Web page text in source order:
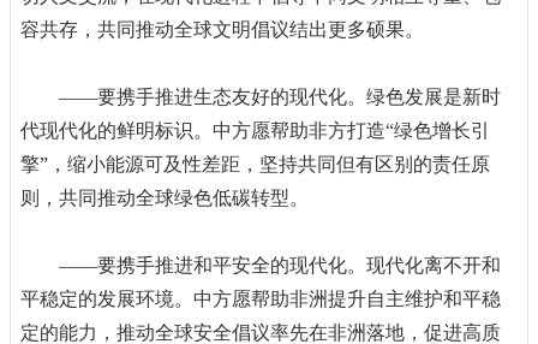
容共存，共同推动全球文明倡议结出更多硕果。
——要携手推进生态友好的现代化。绿色发展是新时
代现代化的鲜明标识。中方愿帮助非方打造“绿色增长引
擎”，缩小能源可及性差距，坚持共同但有区别的责任原
则，共同推动全球绿色低碳转型。
——要携手推进和平安全的现代化。现代化离不开和
平稳定的发展环境。中方愿帮助非洲提升自主维护和平稳
定的能力，推动全球安全倡议率先在非洲落地，促进高质